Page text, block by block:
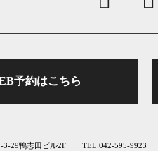
予約はこちら
3-29鴨志田ビル2F
TEL:042-595-9923